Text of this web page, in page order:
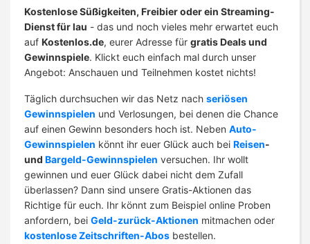
Kostenlose Süßigkeiten, Freibier oder ein Streaming-
Dienst für lau - das und noch vieles mehr erwartet euch
auf Kostenlos.de, eurer Adresse für gratis Deals und
Gewinnspiele. Klickt euch einfach mal durch unser
Angebot: Anschauen und Teilnehmen kostet nichts!
Täglich durchsuchen wir das Netz nach seriösen
Gewinnspielen und Verlosungen, bei denen die Chance
auf einen Gewinn besonders hoch ist. Neben Auto-
Gewinnspielen könnt ihr euer Glück auch bei Reisen-
und Bargeld-Gewinnspielen versuchen. Ihr wollt
gewinnen und euer Glück dabei nicht dem Zufall
überlassen? Dann sind unsere Gratis-Aktionen das
Richtige für euch. Ihr könnt zum Beispiel online Proben
anfordern, bei Geld-zurück-Aktionen mitmachen oder
kostenlose Zeitschriften-Abos bestellen.